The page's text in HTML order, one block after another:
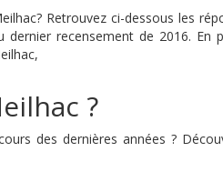
Retrouvez ci-dessous les
dernier recensement de 2016.
?
des dernières années ?